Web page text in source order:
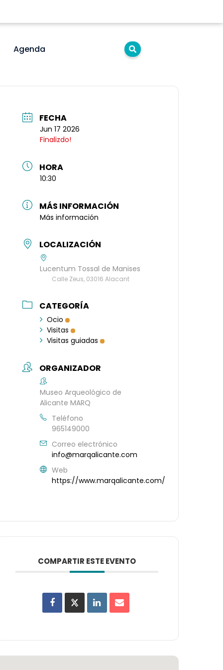
Agenda
FECHA
Jun 17 2026
Finalizdo!
HORA
10:30
MÁS INFORMACIÓN
Más información
LOCALIZACIÓN
Lucentum Tossal de Manises
Calle Zeus, 03016 Alacant
CATEGORÍA
Ocio
Visitas
Visitas guiadas
ORGANIZADOR
Museo Arqueológico de
Alicante MARQ
Teléfono
965149000
Correo electrónico
info@marqalicante.com
Web
https://www.marqalicante.com/
COMPARTIR ESTE EVENTO